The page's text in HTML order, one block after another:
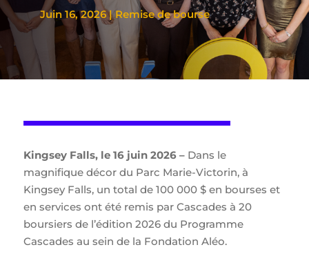
Juin 16, 2026|Remise de bourse
Kingsey Falls, le 16 juin 2026 – Dans le
magnifique décor du Parc Marie-Victorin, à
Kingsey Falls, un total de 100 000 $ en bourses et
en services ont été remis par Cascades à 20
boursiers de l’édition 2026 du Programme
Cascades au sein de la Fondation Aléo.